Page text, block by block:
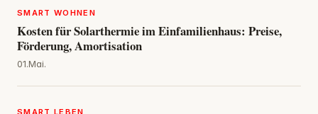
SMART WOHNEN
Kosten für Solarthermie im Einfamilienhaus: Preise,
Förderung, Amortisation
01.Mai.
SMART LEBEN